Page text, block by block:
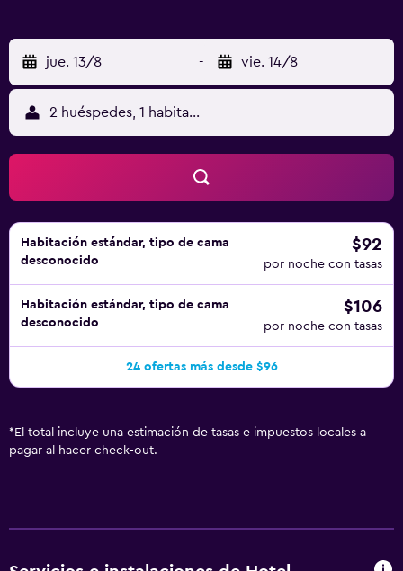
a pocos minutos a pie, ofrece una amplia variedad de ocio
nocturno. La ciudad de Heraklion se halla a 25 km.
Además, hay conexión Wi-Fi y aparcamiento gratuitos.
jue. 13/8 - vie. 14/8
2 huéspedes, 1 habitación
Habitación estándar, tipo de cama
desconocido
$92
por noche con tasas
Habitación estándar, tipo de cama
desconocido
$106
por noche con tasas
24 ofertas más desde $96
* El total incluye una estimación de tasas e impuestos locales a
pagar al hacer check-out.